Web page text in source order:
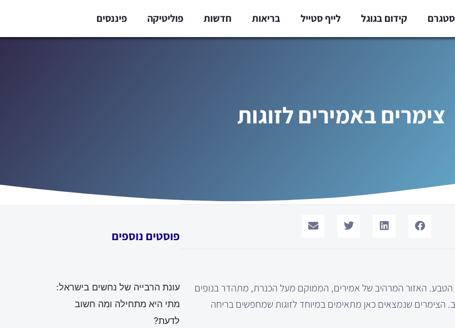
קידום בגוגל לייף סטייל בריאות חדשות פוליטיקה פיננסים
צימרים באמירים לזוגות
הטבע. האזור המרהיב של אמירים, הממוקם מעל הכנרת, מתהדר בנופים
הצימרים שנמצאים כאן מתאימים במיוחד לזוגות שמחפשים בריחה
פוסטים נוספים
עונת הרבייה של נחשים בישראל:
מתי היא מתחילה ומה חשוב
לדעת?